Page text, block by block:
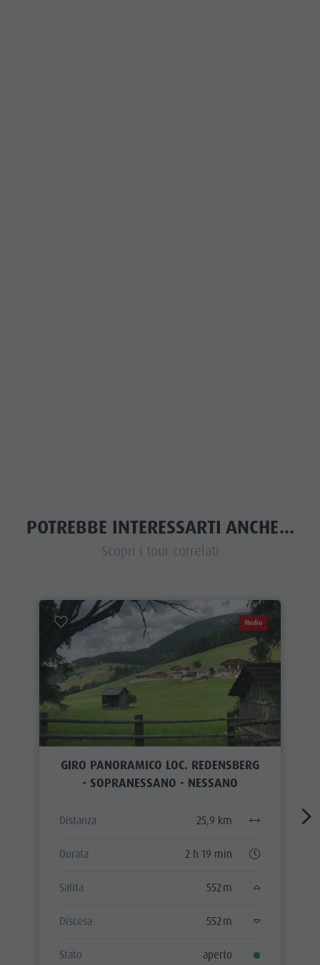
POTREBBE INTERESSARTI ANCHE...
Scopri i tour correlati
Medio
GIRO PANORAMICO LOC. REDENSBERG
- SOPRANESSANO - NESSANO
Distanza 25,9 km
Durata 2 h 19 min
Salita 552 m
Discesa 552 m
Stato aperto